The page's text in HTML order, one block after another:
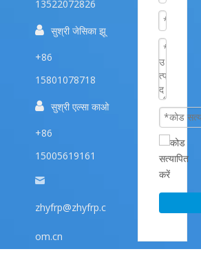
13522072826
 सुश्री जेसिका झू
+86
15801078718
 सुश्री एल्सा काओ
+86
15005619161
zhyfrp@zhyfrp.c
om.cn